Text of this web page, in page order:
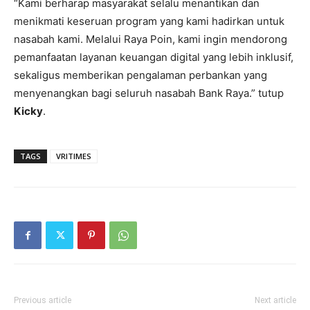
“Kami berharap masyarakat selalu menantikan dan
menikmati keseruan program yang kami hadirkan untuk
nasabah kami. Melalui Raya Poin, kami ingin mendorong
pemanfaatan layanan keuangan digital yang lebih inklusif,
sekaligus memberikan pengalaman perbankan yang
menyenangkan bagi seluruh nasabah Bank Raya.” tutup
Kicky.
TAGS VRITIMES
Previous article Next article